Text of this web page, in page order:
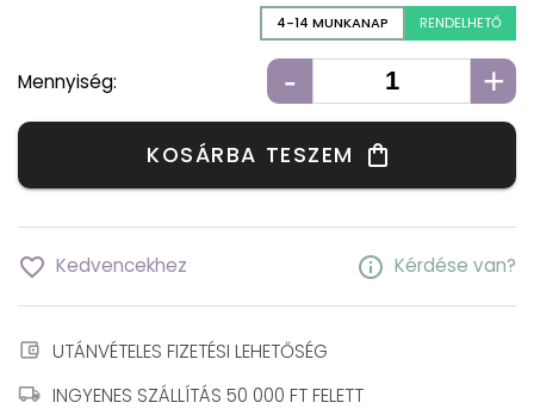
4-14 MUNKANAP RENDELHETŐ
Mennyiség: - +
KOSÁRBA TESZEM shopping_bag
favorite_border Kedvencekhez info Kérdése van?
account_balance_wallet UTÁNVÉTELES FIZETÉSI LEHETŐSÉG
local_shipping INGYENES SZÁLLÍTÁS 50 000 FT FELETT